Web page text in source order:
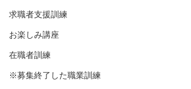
求職者支援訓練
お楽しみ講座
在職者訓練
※募集終了した職業訓練